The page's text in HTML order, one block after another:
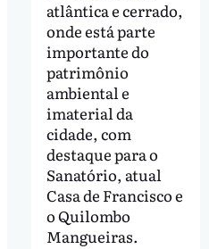
atlântica e cerrado,
onde está parte
importante do
patrimônio
ambiental e
imaterial da
cidade, com
destaque para o
Sanatório, atual
Casa de Francisco e
o Quilombo
Mangueiras.